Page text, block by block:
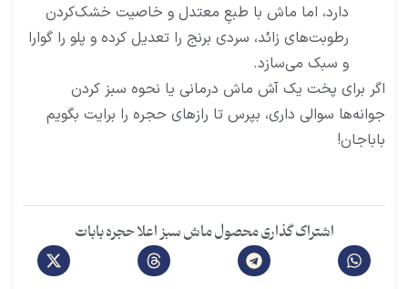
دارد، اما ماش با طبعِ معتدل و خاصیت خشک‌کردن
رطوبت‌های زائد، سردی برنج را تعدیل کرده و پلو را گوارا
و سبک می‌سازد.
اگر برای پخت یک آش ماش درمانی یا نحوه سبز کردن
جوانه‌ها سوالی داری، بپرس تا رازهای حجره را برایت بگویم
باباجان!
اشتراک گذاری محصول ماش سبز اعلا حجره بابات